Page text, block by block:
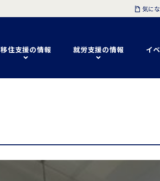
移住支援の情報 就労支援の情報 イ
気に